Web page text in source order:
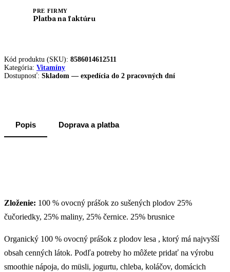
PRE FIRMY
Platba na faktúru
Kód produktu (SKU): 8586014612511
Kategória: Vitamíny
Dostupnosť: Skladom — expedícia do 2 pracovných dní
Popis Doprava a platba
Zloženie: 100 % ovocný prášok zo sušených plodov 25%
čučoriedky, 25% maliny, 25% černice. 25% brusnice
Organický 100 % ovocný prášok z plodov lesa , ktorý má najvyšší
obsah cenných látok. Podľa potreby ho môžete pridať na výrobu
smoothie nápoja, do müsli, jogurtu, chleba, koláčov, domácich